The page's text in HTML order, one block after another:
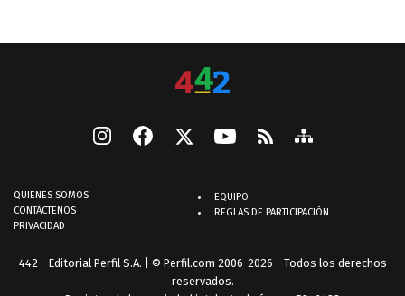
QUIENES SOMOS
CONTÁCTENOS
PRIVACIDAD
EQUIPO
REGLAS DE PARTICIPACIÓN
442 - Editorial Perfil S.A. | © Perfil.com 2006-2026 - Todos los derechos
reservados.